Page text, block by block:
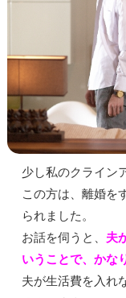
少し私のクライン
この方は、離婚を
られました。
お話を伺うと、 夫
いうことで、かな
夫が生活費を入れ